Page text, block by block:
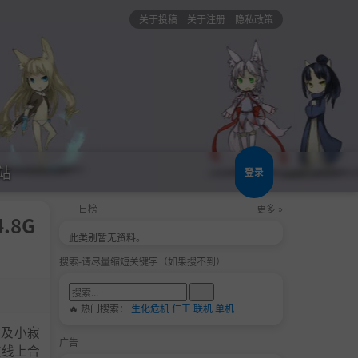
关于投稿 关于注册 隐私政策
登录
小寂
上合
日榜 更多 »
此类别暂无资料。
搜索-请尽量缩短关键字（如果搜不到）
🔥 热门搜索： 生化危机仁王 联机单机
广告